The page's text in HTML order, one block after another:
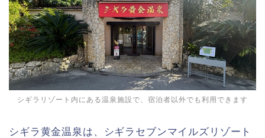
シギラリゾート内にある温泉施設で、宿泊者以外でも利用できます
シギラ黄金温泉は、シギラセブンマイルズリゾート